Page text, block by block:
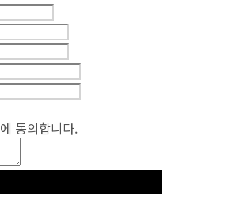
에 동의합니다.